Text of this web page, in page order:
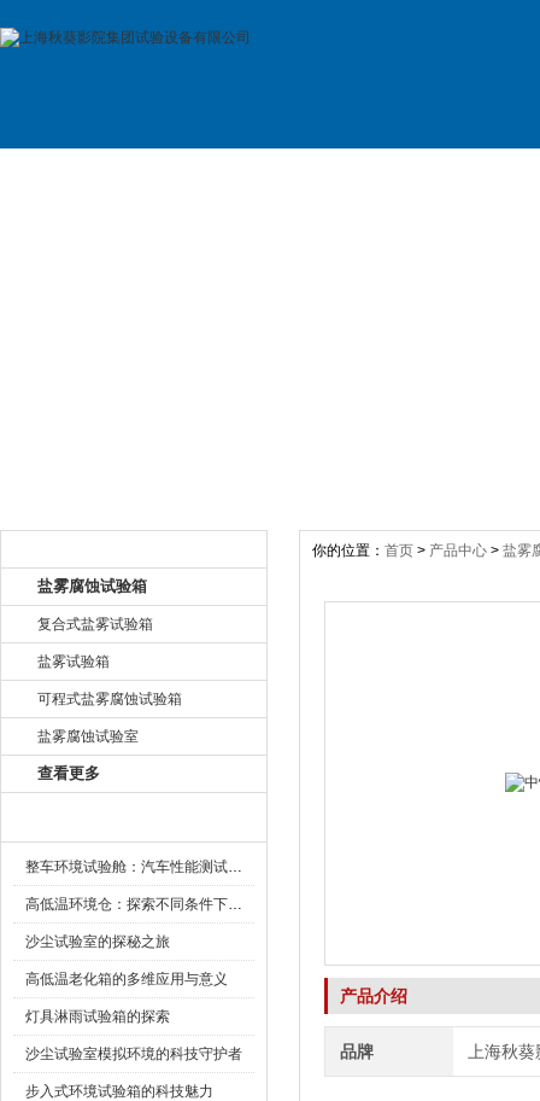
盐雾腐蚀试验箱
复合式盐雾试验箱
盐雾试验箱
可程式盐雾腐蚀试验箱
盐雾腐蚀试验室
查看更多
整车环境试验舱：汽车性能测试的设备
高低温环境仓：探索不同条件下的科学奥秘
沙尘试验室的探秘之旅
高低温老化箱的多维应用与意义
灯具淋雨试验箱的探索
沙尘试验室模拟环境的科技守护者
步入式环境试验箱的科技魅力
你的位置： 首页 > 产品中心 > 盐雾
产品介绍
品牌 上海秋